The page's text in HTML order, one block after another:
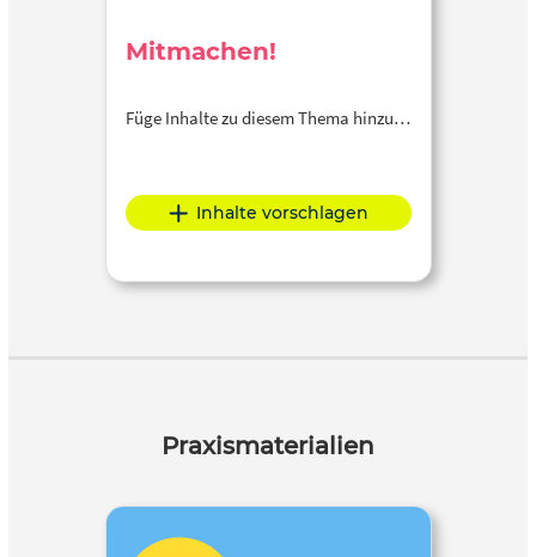
Mitmachen!
Füge Inhalte zu diesem Thema hinzu…
Inhalte vorschlagen
Praxismaterialien